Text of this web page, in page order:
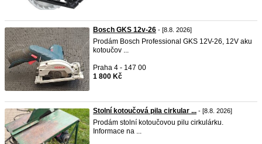
Bosch GKS 12v-26 - [8.8. 2026]
Prodám Bosch Professional GKS 12V-26, 12V aku
kotoučov ...
Praha 4 - 147 00
1 800 Kč
Stolní kotoučová pila cirkular ... - [8.8. 2026]
Prodám stolní kotoučovou pilu cirkulárku.
Informace na ...